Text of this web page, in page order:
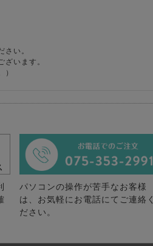
い。
います。
）
パソコンの操作が苦手なお客様
は、お気軽にお電話にてご連絡く
ださい。